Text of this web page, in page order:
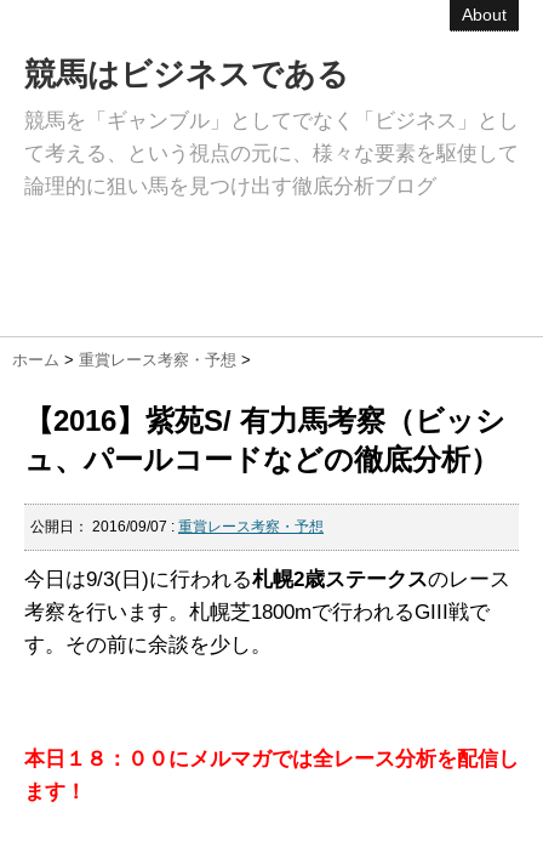
About
競馬はビジネスである
競馬を「ギャンブル」としてでなく「ビジネス」とし
て考える、という視点の元に、様々な要素を駆使して
論理的に狙い馬を見つけ出す徹底分析ブログ
ホーム > 重賞レース考察・予想 >
【2016】紫苑S/ 有力馬考察（ビッシ
ュ、パールコードなどの徹底分析）
公開日： 2016/09/07 : 重賞レース考察・予想
今日は9/3(日)に行われる札幌2歳ステークスのレース
考察を行います。札幌芝1800mで行われるGIII戦で
す。その前に余談を少し。
本日１８：００にメルマガでは全レース分析を配信し
ます！